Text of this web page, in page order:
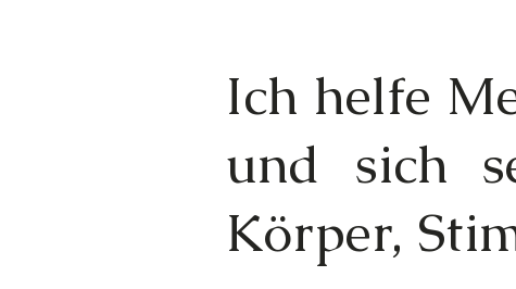
Ich helfe
und sich
Körper,